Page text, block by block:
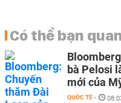
Có thể bạn
bà Pelosi
mới của
QUỐC TẾ -